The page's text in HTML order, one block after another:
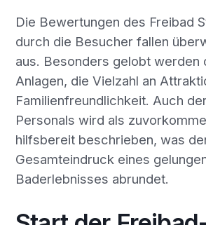
Die Bewertungen des Freibad
durch die Besucher fallen
aus. Besonders gelobt werden
Anlagen, die Vielzahl an
Familienfreundlichkeit. Auch
Personals wird als
hilfsbereit beschrieben, was
Gesamteindruck eines
Baderlebnisses abrundet.